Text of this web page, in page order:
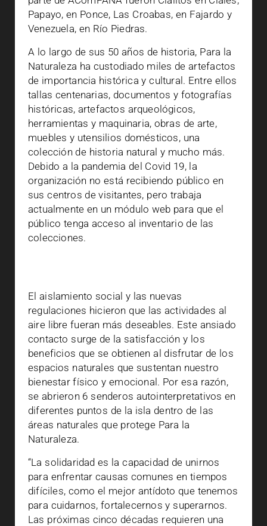
Papayo, en Ponce, Las Croabas, en Fajardo y
Venezuela, en Río Piedras.
A lo largo de sus 50 años de historia, Para la
Naturaleza ha custodiado miles de artefactos
de importancia histórica y cultural. Entre ellos
tallas centenarias, documentos y fotografías
históricas, artefactos arqueológicos,
herramientas y maquinaria, obras de arte,
muebles y utensilios domésticos, una
colección de historia natural y mucho más.
Debido a la pandemia del Covid 19, la
organización no está recibiendo público en
sus centros de visitantes, pero trabaja
actualmente en un módulo web para que el
público tenga acceso al inventario de las
colecciones.
El aislamiento social y las nuevas
regulaciones hicieron que las actividades al
aire libre fueran más deseables. Este ansiado
contacto surge de la satisfacción y los
beneficios que se obtienen al disfrutar de los
espacios naturales que sustentan nuestro
bienestar físico y emocional. Por esa razón,
se abrieron 6 senderos autointerpretativos en
diferentes puntos de la isla dentro de las
áreas naturales que protege Para la
Naturaleza.
“La solidaridad es la capacidad de unirnos
para enfrentar causas comunes en tiempos
difíciles, como el mejor antídoto que tenemos
para cuidarnos, fortalecernos y superarnos.
Las próximas cinco décadas requieren una